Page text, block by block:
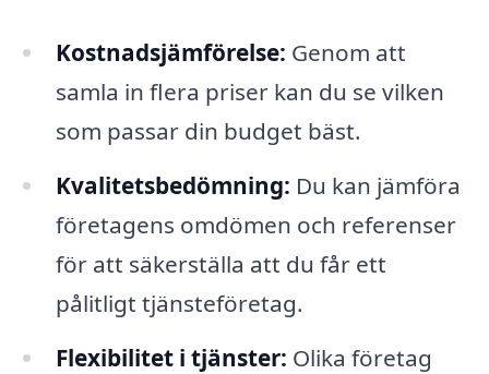
Kostnadsjämförelse: Genom att
samla in flera priser kan du se vilken
som passar din budget bäst.
Kvalitetsbedömning: Du kan jämföra
företagens omdömen och referenser
för att säkerställa att du får ett
pålitligt tjänsteföretag.
Flexibilitet i tjänster: Olika företag